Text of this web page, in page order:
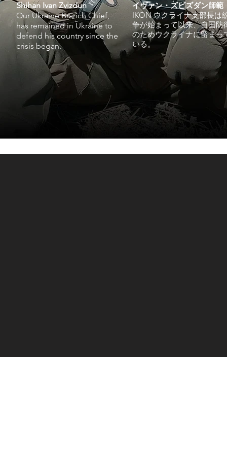
Shihan Ivan Zvizdun
Our Ukraine Branch Chief,
has remained in Ukraine to
defend his country since the
crisis began.
イヴァン・ズビズダン師範
IKON ウクライナ支部長は
争が始まって以来、自国防
のためウクライナに留まっ
いる。